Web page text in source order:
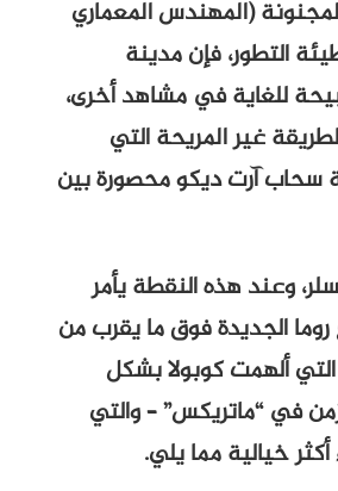
(المهندس المعماري
التطور، فإن مدينة
للغاية في مشاهد أخرى،
غير المريحة التي
سحاب آرت ديكو محصورة بين
وعند هذه النقطة يأمر
الجديدة فوق ما يقرب من
ألهمت كوبولا بشكل
في “ماتريكس” – والتي
خيالية مما يلي.